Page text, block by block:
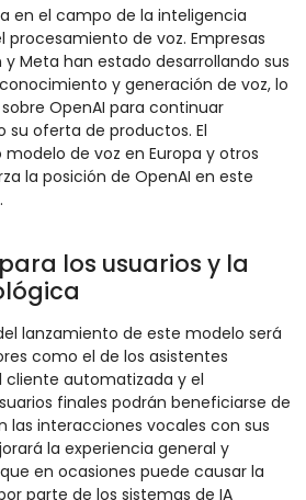
en el campo de la inteligencia
de voz. Empresas
Meta han estado desarrollando sus
y generación de voz, lo
OpenAI para continuar
su oferta de productos. El
de voz en Europa y otros
la posición de OpenAI en este
los usuarios y la
lanzamiento de este modelo será
como el de los asistentes
cliente automatizada y el
finales podrán beneficiarse de
las interacciones vocales con sus
la experiencia general y
en ocasiones puede causar la
parte de los sistemas de IA